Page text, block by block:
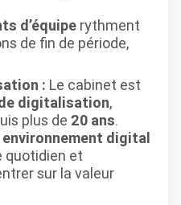
d’équipe rythment
de fin de période,
: Le cabinet est
digitalisation,
plus de 20 ans.
environnement digital
quotidien et
sur la valeur